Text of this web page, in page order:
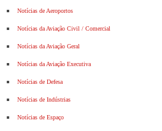
Notícias de Aeroportos
Notícias da Aviação Civil / Comercial
Notícias da Aviação Geral
Notícias da Aviação Executiva
Notícias de Defesa
Notícias de Indústrias
Notícias de Espaço